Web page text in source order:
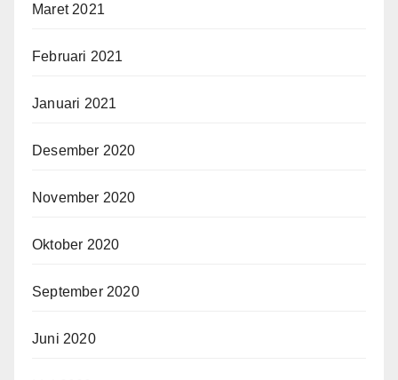
Maret 2021
Februari 2021
Januari 2021
Desember 2020
November 2020
Oktober 2020
September 2020
Juni 2020